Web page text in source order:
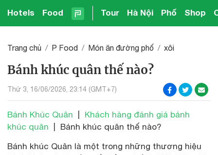
Hotels Food Tour Hà Nội Phố Shop
Trang chủ P Food Món ăn đường phố xôi
Bánh khúc quân thế nào?
Thứ 3, 16/06/2026, 23:14 (GMT+7)
Bánh Khúc Quân
Khách hàng đánh giá bánh
khúc quân | Bánh khúc quân thế nào?
Bánh khúc Quân là một trong những thương hiệu